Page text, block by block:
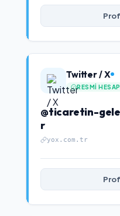
Twitter / X
RESMI HESAP
@ticaretin-
r
yox.com.tr